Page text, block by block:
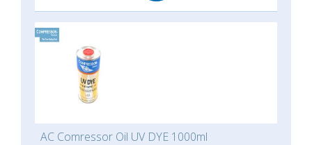
AC Comressor Oil UV DYE 1000ml